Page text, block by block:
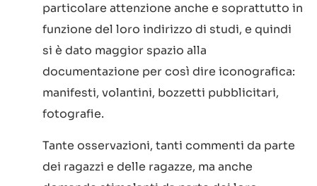
particolare attenzione anche e soprattutto in
funzione del loro indirizzo di studi, e quindi
si è dato maggior spazio alla
documentazione per così dire iconografica:
manifesti, volantini, bozzetti pubblicitari,
fotografie.
Tante osservazioni, tanti commenti da parte
dei ragazzi e delle ragazze, ma anche